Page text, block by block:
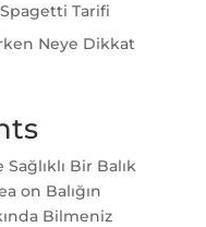
Spagetti Tarifi
Neye Dikkat
Bir Balık
on Balığın
Bilmeniz